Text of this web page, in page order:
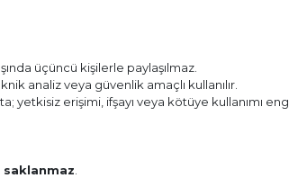
üçüncü kişilerle paylaşılmaz.
analiz veya güvenlik amaçlı kullanılır.
yetkisiz erişimi, ifşayı veya kötüye kullanımı